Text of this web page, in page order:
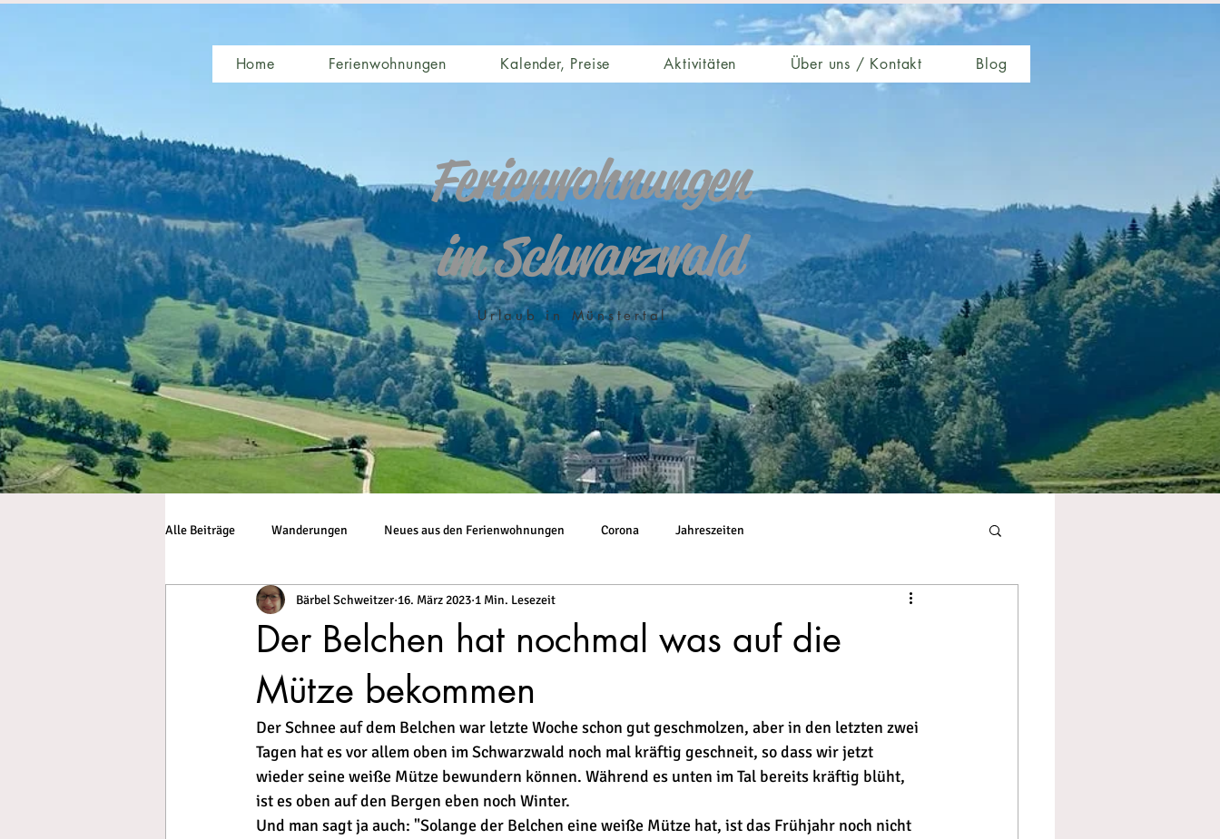
Home Ferienwohnungen Kalender, Preise Aktivitäten Über uns / Kontakt Blog
Ferienwohnungen
im Schwarzwald
Urlaub in Münstertal
Alle Beiträge Wanderungen Neues aus den Ferienwohnungen Corona Jahreszeiten
Der Belchen hat nochmal was auf die
Mütze bekommen
Bärbel Schweitzer 16. März 2023 1 Min. Lesezeit
Der Schnee auf dem Belchen war letzte Woche schon gut geschmolzen, aber in den letzten zwei
Tagen hat es vor allem oben im Schwarzwald noch mal kräftig geschneit, so dass wir jetzt
wieder seine weiße Mütze bewundern können. Während es unten im Tal bereits kräftig blüht,
ist es oben auf den Bergen eben noch Winter.
Und man sagt ja auch: "Solange der Belchen eine weiße Mütze hat, ist das Frühjahr noch nicht